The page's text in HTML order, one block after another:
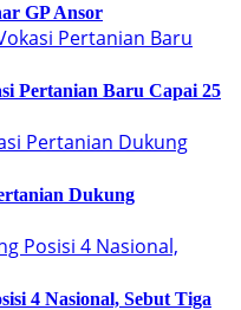
GP Ansor
Pertanian Baru Capai 25
Dukung
4 Nasional, Sebut Tiga